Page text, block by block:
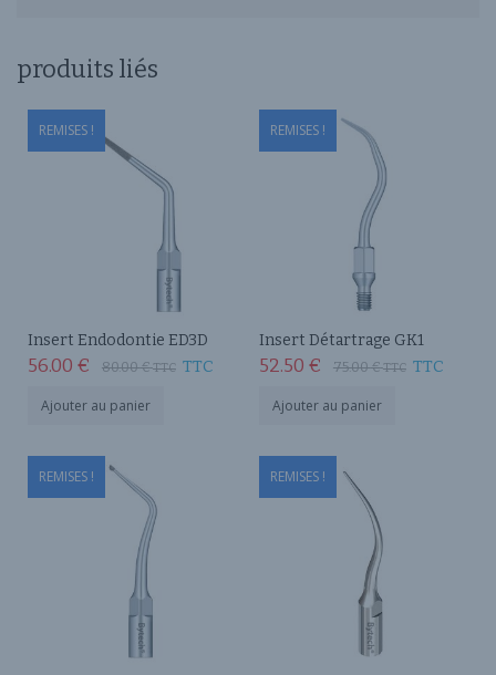
produits liés
REMISES !
Insert Endodontie ED3D
80.00€TTC
56.00 € TTC
Ajouter au panier
REMISES !
Insert Détartrage GK1
75.00€TTC
52.50 € TTC
Ajouter au panier
REMISES ! REMISES !